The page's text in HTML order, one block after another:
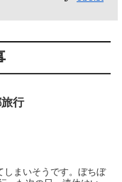
行
しまいそうです。ぼちぼ